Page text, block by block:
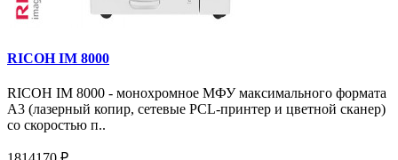
RICOH IM 8000
RICOH IM 8000 - монохромное МФУ максимального формата
А3 (лазерный копир, сетевые PCL-принтер и цветной сканер)
со скоростью п..